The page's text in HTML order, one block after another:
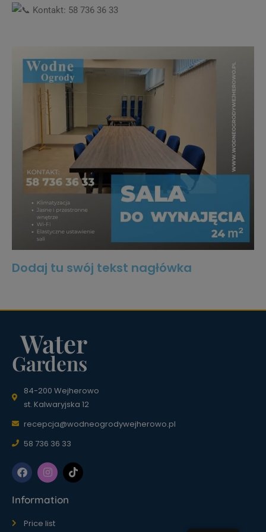
Kontakt: 58 736 36 33
Dodaj tu swój tekst nagłówka
Water
Gardens
84-200 Wejherowo
st. Kalwaryjska 12
recepcja@wodneogrodywejherowo.pl
58 736 36 33
Information
Price list